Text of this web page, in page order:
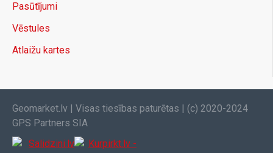
Pasūtījumi
Vēstules
Atlaižu kartes
Geomarket.lv | Visas tiesības paturētas | (c) 2020-2024
GPS Partners SIA